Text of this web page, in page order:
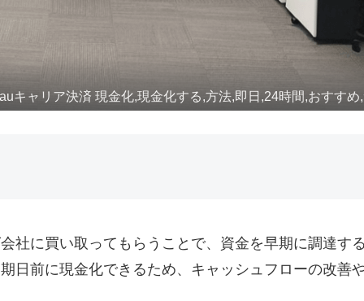
auキャリア決済 現金化,現金化する,方法,即日,24時間,おすすめ,
に買い取ってもらうことで、資金を早期に調達す
前に現金化できるため、キャッシュフローの改善